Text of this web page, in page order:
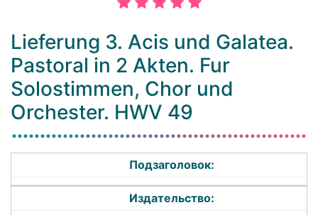
Lieferung 3. Acis und Galatea.
Pastoral in 2 Akten. Fur
Solostimmen, Chor und
Orchester. HWV 49
Подзаголовок:
Издательство: